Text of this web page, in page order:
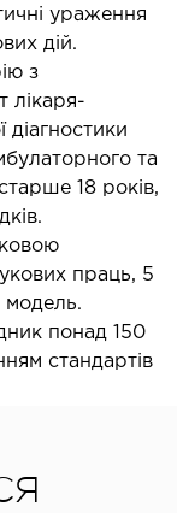
ураження
дій.
з
лікаря-
діагностики
та
18 років,
праць, 5
модель.
понад 150
стандартів